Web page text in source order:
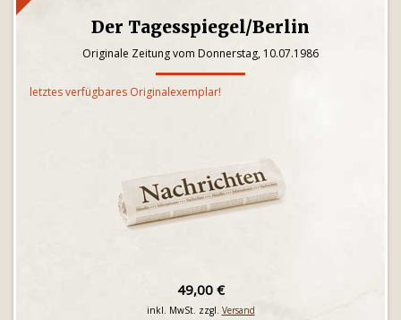
Der Tagesspiegel/Berlin
Originale Zeitung vom Donnerstag, 10.07.1986
letztes verfügbares Originalexemplar!
49,00 €
inkl. MwSt. zzgl. Versand